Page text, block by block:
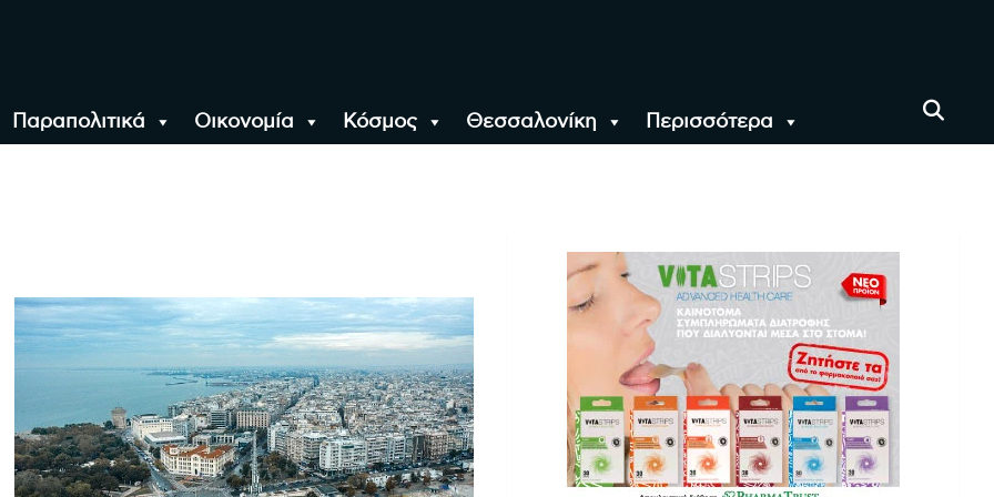
Παραπολιτικά Οικονομία Κόσμος Θεσσαλονίκη Περισσότερα